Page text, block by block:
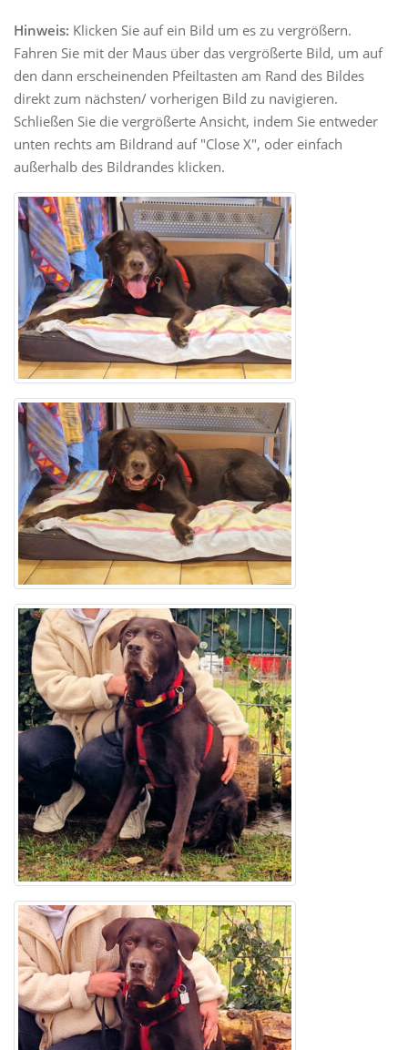
Hinweis: Klicken Sie auf ein Bild um es zu vergrößern.
Fahren Sie mit der Maus über das vergrößerte Bild, um auf
den dann erscheinenden Pfeiltasten am Rand des Bildes
direkt zum nächsten/ vorherigen Bild zu navigieren.
Schließen Sie die vergrößerte Ansicht, indem Sie entweder
unten rechts am Bildrand auf "Close X", oder einfach
außerhalb des Bildrandes klicken.